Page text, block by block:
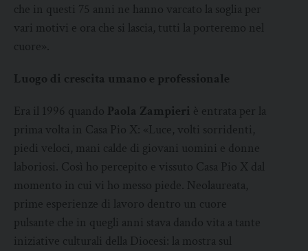
che in questi 75 anni ne hanno varcato la soglia per
vari motivi e ora che si lascia, tutti la porteremo nel
cuore».
Luogo di crescita umano e professionale
Era il 1996 quando Paola Zampieri è entrata per la
prima volta in Casa Pio X: «Luce, volti sorridenti,
piedi veloci, mani calde di giovani uomini e donne
laboriosi. Così ho percepito e vissuto Casa Pio X dal
momento in cui vi ho messo piede. Neolaureata,
prime esperienze di lavoro dentro un cuore
pulsante che in quegli anni stava dando vita a tante
iniziative culturali della Diocesi: la mostra sul